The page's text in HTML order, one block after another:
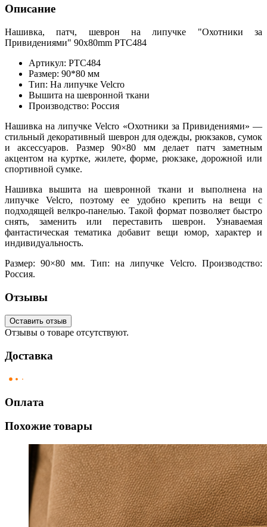
Описание
Нашивка, патч, шеврон на липучке "Охотники за
Привидениями" 90x80mm PTC484
Артикул: PTC484
Размер: 90*80 мм
Тип: На липучке Velcro
Вышита на шевронной ткани
Производство: Россия
Нашивка на липучке Velcro «Охотники за Привидениями» —
стильный декоративный шеврон для одежды, рюкзаков, сумок
и аксессуаров. Размер 90×80 мм делает патч заметным
акцентом на куртке, жилете, форме, рюкзаке, дорожной или
спортивной сумке.
Нашивка вышита на шевронной ткани и выполнена на
липучке Velcro, поэтому ее удобно крепить на вещи с
подходящей велкро-панелью. Такой формат позволяет быстро
снять, заменить или переставить шеврон. Узнаваемая
фантастическая тематика добавит вещи юмор, характер и
индивидуальность.
Размер: 90×80 мм. Тип: на липучке Velcro. Производство:
Россия.
Отзывы
Оставить отзыв
Отзывы о товаре отсутствуют.
Доставка
Оплата
Похожие товары